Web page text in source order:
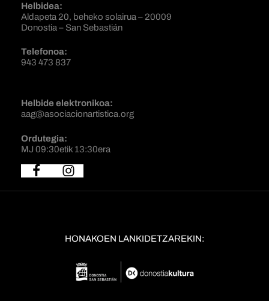
Helbidea:
Aldapeta 20, beheko solairua – 20009
Donostia – San Sebastián
Telefonoa:
943 473 837
Helbide elektronikoa:
aag@asociacionartistica.org
Ordutegia:
MJ 09:30etik 13:30era
HONAKOEN LANKIDETZAREKIN: